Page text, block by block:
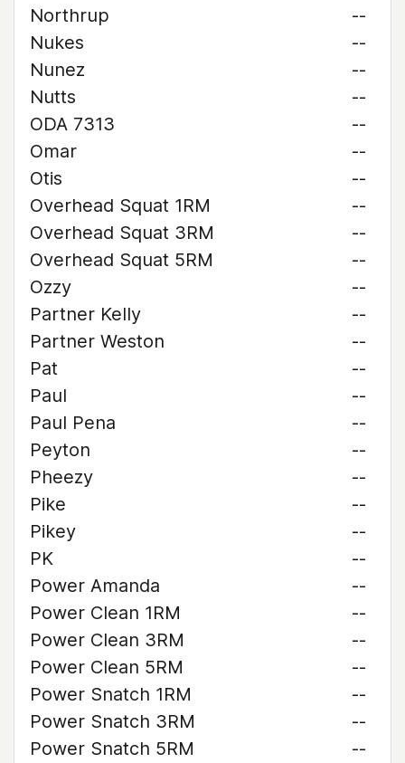
Northrup
--
Nukes
--
Nunez
--
Nutts
--
ODA 7313
--
Omar
--
Otis
--
Overhead Squat 1RM
--
Overhead Squat 3RM
--
Overhead Squat 5RM
--
Ozzy
--
Partner Kelly
--
Partner Weston
--
Pat
--
Paul
--
Paul Pena
--
Peyton
--
Pheezy
--
Pike
--
Pikey
--
PK
--
Power Amanda
--
Power Clean 1RM
--
Power Clean 3RM
--
Power Clean 5RM
--
Power Snatch 1RM
--
Power Snatch 3RM
--
Power Snatch 5RM
--